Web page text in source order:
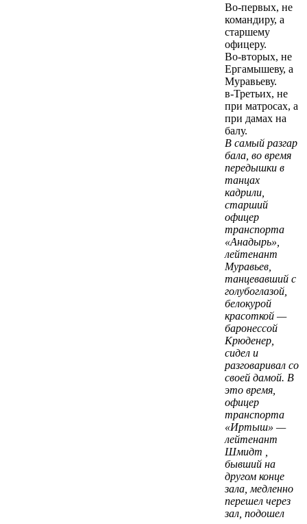
Во-первых, не
командиру, а
старшему
офицеру.
Во-вторых, не
Ергамышеву, а
Муравьеву.
в-Третьих, не
при матросах, а
при дамах на
балу.
В самый разгар
бала, во время
передышки в
танцах
кадрили,
старший
офицер
транспорта
«Анадырь»,
лейтенант
Муравьев,
танцевавший с
голубоглазой,
белокурой
красоткой —
баронессой
Крюденер,
сидел и
разговаривал со
своей дамой. В
это время,
офицер
транспорта
«Иртыш» —
лейтенант
Шмидт ,
бывший на
другом конце
зала, медленно
перешел через
зал, подошел